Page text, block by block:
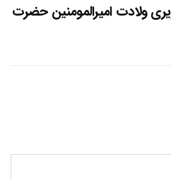
ولادت امیرالمومنین حضرت